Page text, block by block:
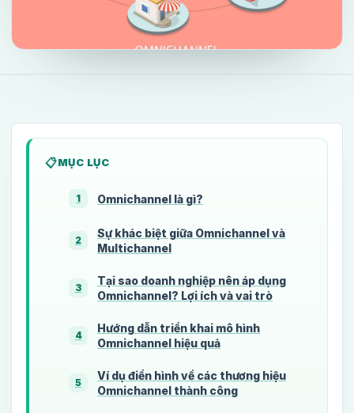
MỤC LỤC
1 Omnichannel là gì?
2
Sự khác biệt giữa Omnichannel và
Multichannel
3
Tại sao doanh nghiệp nên áp dụng
Omnichannel? Lợi ích và vai trò
4
Hướng dẫn triển khai mô hình
Omnichannel hiệu quả
5
Ví dụ điển hình về các thương hiệu
Omnichannel thành công